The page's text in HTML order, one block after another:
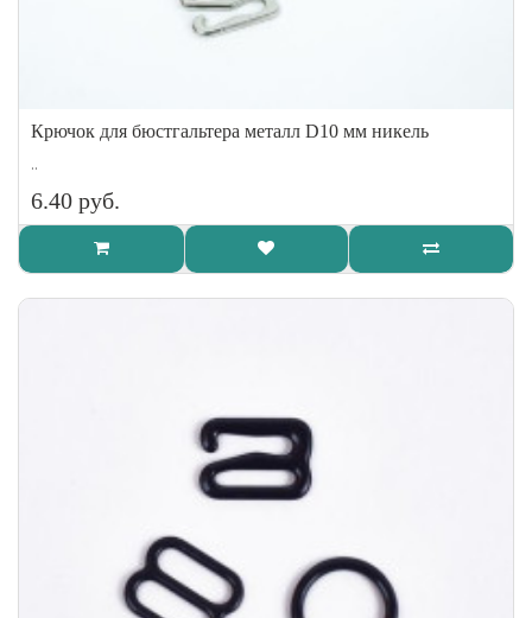
Крючок для бюстгальтера металл D10 мм никель
..
6.40 руб.